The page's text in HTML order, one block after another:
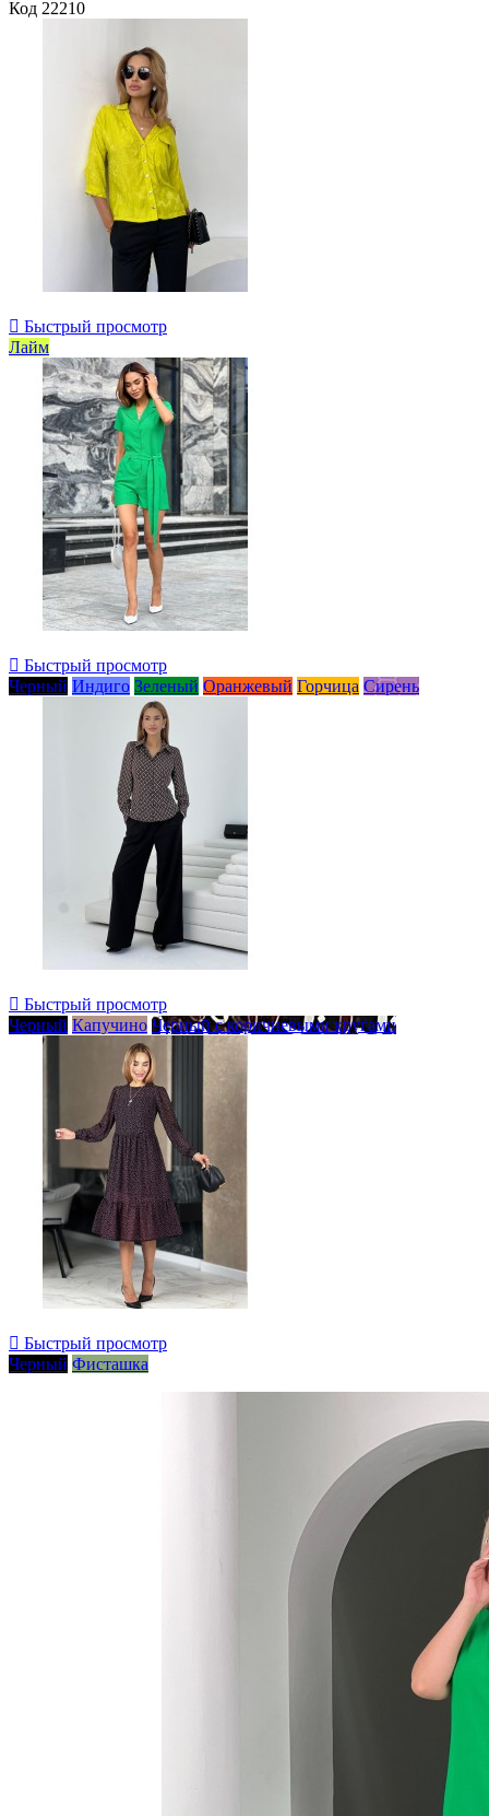
Код 22210
 Быстрый просмотр
Лайм
 Быстрый просмотр
Черный Индиго Зеленый Оранжевый Горчица Сирень
 Быстрый просмотр
Черный Капучино Черный с коричневыми кругами
 Быстрый просмотр
Черный Фисташка